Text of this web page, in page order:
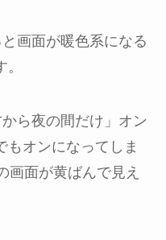
画面が暖色系になる
ら夜の間だけ」オン
もオンになってしま
画面が黄ばんで見え